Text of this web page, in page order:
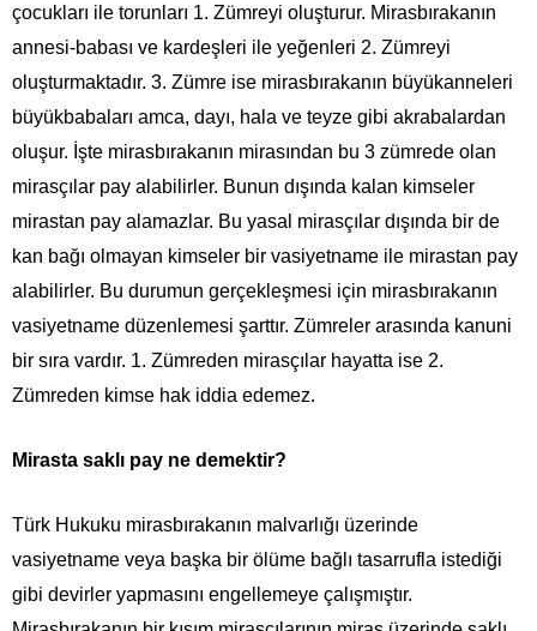
çocukları ile torunları 1. Zümreyi oluşturur. Mirasbırakanın
annesi-babası ve kardeşleri ile yeğenleri 2. Zümreyi
oluşturmaktadır. 3. Zümre ise mirasbırakanın büyükanneleri
büyükbabaları amca, dayı, hala ve teyze gibi akrabalardan
oluşur. İşte mirasbırakanın mirasından bu 3 zümrede olan
mirasçılar pay alabilirler. Bunun dışında kalan kimseler
mirastan pay alamazlar. Bu yasal mirasçılar dışında bir de
kan bağı olmayan kimseler bir vasiyetname ile mirastan pay
alabilirler. Bu durumun gerçekleşmesi için mirasbırakanın
vasiyetname düzenlemesi şarttır. Zümreler arasında kanuni
bir sıra vardır. 1. Zümreden mirasçılar hayatta ise 2.
Zümreden kimse hak iddia edemez.
Mirasta saklı pay ne demektir?
Türk Hukuku mirasbırakanın malvarlığı üzerinde
vasiyetname veya başka bir ölüme bağlı tasarrufla istediği
gibi devirler yapmasını engellemeye çalışmıştır.